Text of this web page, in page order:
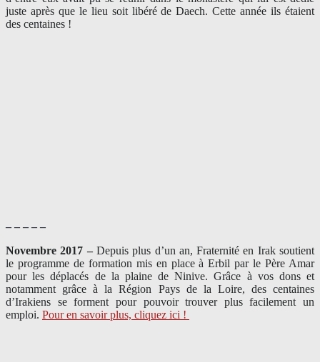
juste après que le lieu soit libéré de Daech. Cette année ils étaient
des centaines !
– – – – –
Novembre 2017 – Depuis plus d’un an, Fraternité en Irak soutient
le programme de formation mis en place à Erbil par le Père Amar
pour les déplacés de la plaine de Ninive. Grâce à vos dons et
notamment grâce à la Région Pays de la Loire, des centaines
d’Irakiens se forment pour pouvoir trouver plus facilement un
emploi. Pour en savoir plus, cliquez ici !